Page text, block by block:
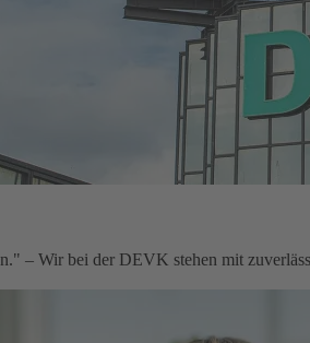
– Wir bei der DEVK stehen mit